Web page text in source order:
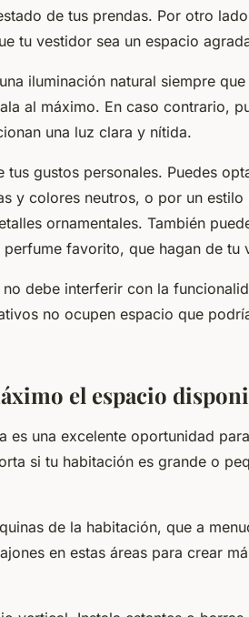
de tus prendas. Por otro
tu vestidor sea un espacio
iluminación natural siempre
al máximo. En caso contrario,
una luz clara y nítida.
tus gustos personales. Puedes
y colores neutros, o por un estilo
ornamentales. También
favorito, que hagan de tu
debe interferir con la
no ocupen espacio que
el espacio
es una excelente oportunidad para
si tu habitación es grande o
de la habitación, que a
en estas áreas para crear